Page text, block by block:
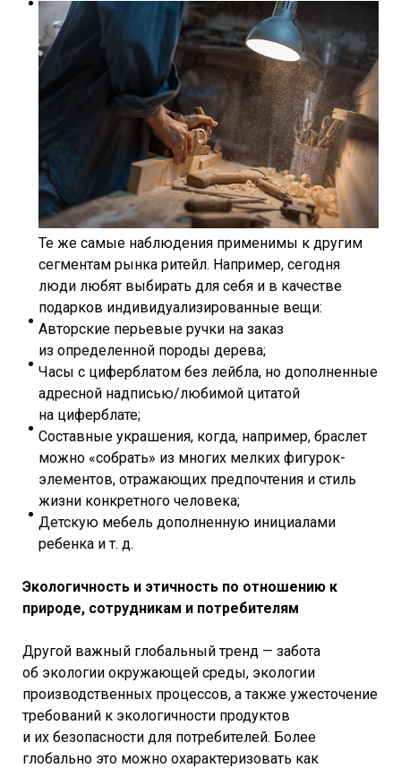
Те же самые наблюдения применимы к другим
сегментам рынка ритейл. Например, сегодня
люди любят выбирать для себя и в качестве
подарков индивидуализированные вещи:
Авторские перьевые ручки на заказ
из определенной породы дерева;
Часы с циферблатом без лейбла, но дополненные
адресной надписью/любимой цитатой
на циферблате;
Составные украшения, когда, например, браслет
можно «собрать» из многих мелких фигурок-
элементов, отражающих предпочтения и стиль
жизни конкретного человека;
Детскую мебель дополненную инициалами
ребенка и т. д.
Экологичность и этичность по отношению к
природе, сотрудникам и потребителям
Другой важный глобальный тренд — забота
об экологии окружающей среды, экологии
производственных процессов, а также ужесточение
требований к экологичности продуктов
и их безопасности для потребителей. Более
глобально это можно охарактеризовать как